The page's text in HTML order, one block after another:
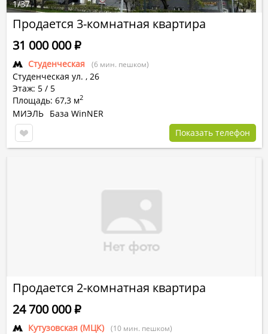
Продается 3-комнатная квартира
Студенческая (6 мин. пешком)
Студенческая ул. , 26
Этаж: 5 / 5
Площадь: 67,3 м2
31 000 000Р
МИЭЛЬ База WinNER
Показать телефон
1/37
Продается 2-комнатная квартира
Кутузовская (МЦК) (10 мин. пешком)
24 700 000Р